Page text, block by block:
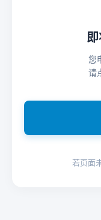
您
请
若页面